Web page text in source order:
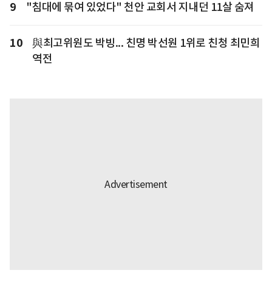
9 "침대에 묶여 있었다" 천안 교회서 지내던 11살 숨져
10
與최고위원도 박빙... 친명 박선원 1위로 친청 최민희
역전